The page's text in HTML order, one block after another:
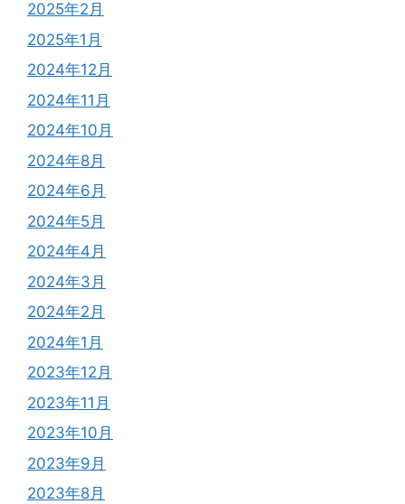
2025年2月
2025年1月
2024年12月
2024年11月
2024年10月
2024年8月
2024年6月
2024年5月
2024年4月
2024年3月
2024年2月
2024年1月
2023年12月
2023年11月
2023年10月
2023年9月
2023年8月